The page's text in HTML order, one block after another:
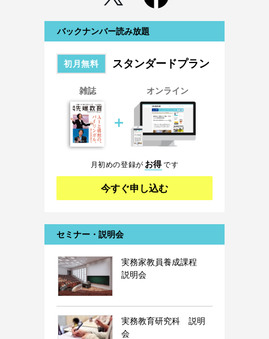
バックナンバー読み放題
初月無料 スタンダードプラン
雑誌
＋
オンライン
月初めの登録が お得です
今すぐ申し込む
セミナー・説明会
実務家教員養成課程
説明会
実務教育研究科 説明
会